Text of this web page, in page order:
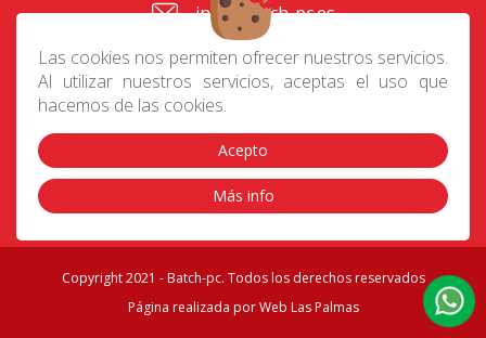
Las cookies nos permiten ofrecer nuestros servicios.
Al utilizar nuestros servicios, aceptas el uso que
hacemos de las cookies.
Acepto
Más info
info@batch-pc.es
C/ Gral. Mas de Gaminde
24 35006, Las Palmas
Contacto Aviso Legal|Política de privacidad
|
Preguntas frecuentes|Envíos|Devoluciones|
Condiciones de compra
Copyright 2021 - Batch-pc. Todos los derechos reservados
Página realizada porWeb Las Palmas